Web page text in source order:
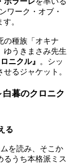
ワーク・オブ・
。
の種族「オキナ
ゆうきまさみ先生
ニクル』
。シッ
るジャケット。
白暮のクロニク
る
を読み、そこか
るうち本格派ミス